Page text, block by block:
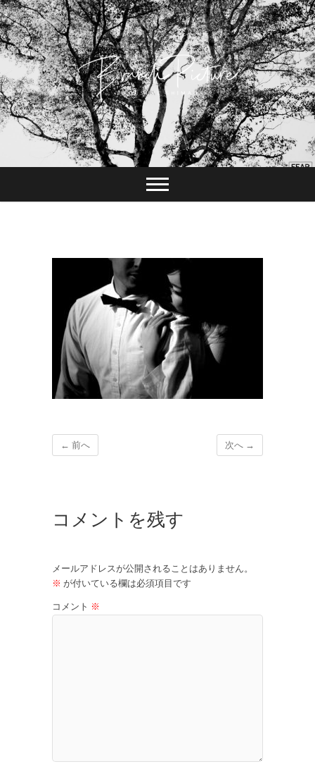
Skip
to
content
ブランチピクチャ
ー 嶋田陽介
長崎 カメラマン
← 前へ 次へ →
コメントを残す
メールアドレスが公開されることはありません。
※ が付いている欄は必須項目です
コメント ※